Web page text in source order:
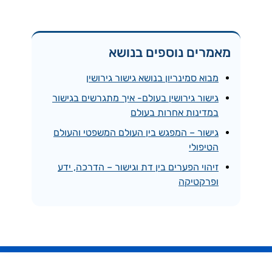
מאמרים נוספים בנושא
מבוא סמינריון בנושא גישור גירושין
גישור גירושין בעולם- איך מתגרשים בגישור
במדינות אחרות בעולם
גישור – המפגש בין העולם המשפטי והעולם
הטיפולי
זיהוי הפערים בין דת וגישור – הדרכה, ידע
ופרקטיקה